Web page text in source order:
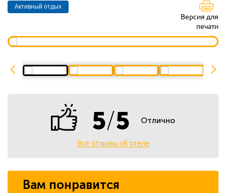
Активный отдых
Версия для
печати
5/5 Отлично
Все отзывы об отеле
Вам понравится